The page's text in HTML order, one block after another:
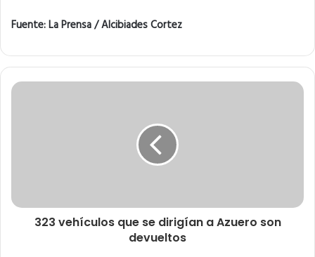
Fuente: La Prensa / Alcibiades Cortez
323 vehículos que se dirigían a Azuero son
devueltos